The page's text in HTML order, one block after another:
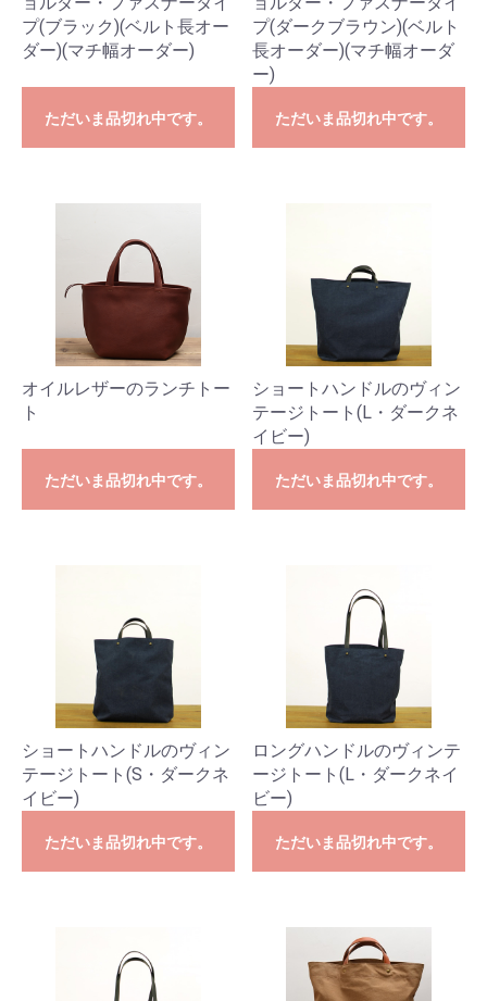
プ(ブラック)(ベルト長オー
ダー)(マチ幅オーダー)
ただいま品切れ中です。
プ(ダークブラウン)(ベルト
長オーダー)(マチ幅オーダ
ー)
ただいま品切れ中です。
オイルレザーのランチトー
ト
ただいま品切れ中です。
ショートハンドルのヴィン
テージトート(L・ダークネ
イビー)
ただいま品切れ中です。
ショートハンドルのヴィン
テージトート(S・ダークネ
イビー)
ただいま品切れ中です。
ロングハンドルのヴィンテ
ージトート(L・ダークネイ
ビー)
ただいま品切れ中です。